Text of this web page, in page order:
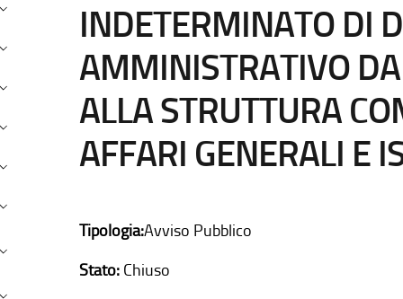
INDETERMINATO DI
AMMINISTRATIVO
ALLA STRUTTURA
AFFARI GENERALI E
Tipologia:Avviso Pubblico
Stato: Chiuso
concorso
Controllati
e procedimenti
di gara e contratti
contributi, sussidi, vantaggi economici